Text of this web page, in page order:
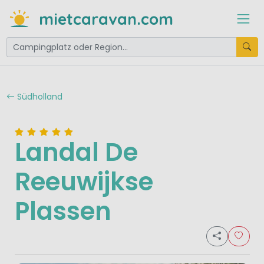
mietcaravan.com
Südholland
Landal De
Reeuwijkse
Plassen